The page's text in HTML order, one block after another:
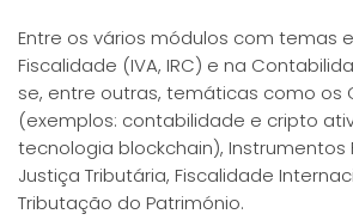
Entre os vários módulos com temas
Fiscalidade (IVA, IRC) e na
se, entre outras, temáticas como os
(exemplos: contabilidade e cripto
tecnologia blockchain), Instrumentos
Justiça Tributária, Fiscalidade
Tributação do Património.